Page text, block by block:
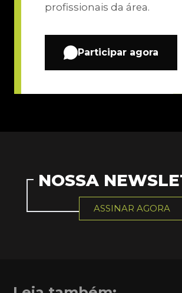
profissionais da área.
Participar agora
NOSSA
ASSINAR AGORA